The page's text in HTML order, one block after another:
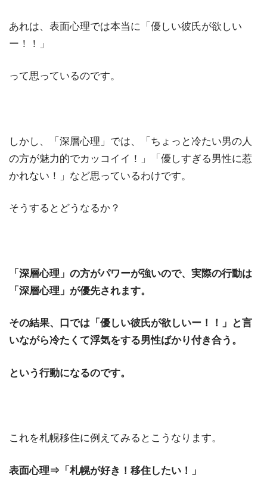
あれは、表面心理では本当に「優しい彼氏が欲しい
ー！！」
って思っているのです。
しかし、「深層心理」では、「ちょっと冷たい男の人
の方が魅力的でカッコイイ！」「優しすぎる男性に惹
かれない！」など思っているわけです。
そうするとどうなるか？
「深層心理」の方がパワーが強いので、実際の行動は
「深層心理」が優先されます。
その結果、口では「優しい彼氏が欲しいー！！」と言
いながら冷たくて浮気をする男性ばかり付き合う。
という行動になるのです。
これを札幌移住に例えてみるとこうなります。
表面心理⇒「札幌が好き！移住したい！」